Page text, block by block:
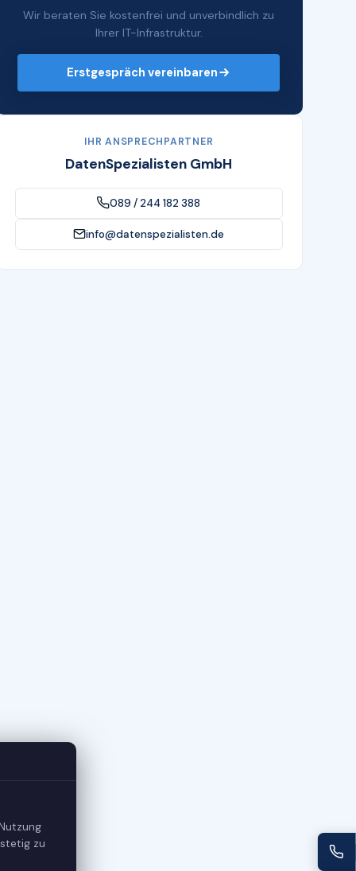
Wir beraten Sie kostenfrei und unverbindlich zu
Ihrer IT-Infrastruktur.
Erstgespräch vereinbaren
IHR ANSPRECHPARTNER
DatenSpezialisten GmbH
089 / 244 182 388
info@datenspezialisten.de
zu